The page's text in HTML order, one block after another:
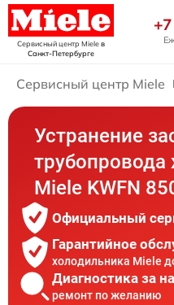
Сервисный центр Mieleв
Санкт-Петербурге
Сервисный центр Miele
Устранение
трубопровода
Miele KWFN
Официальный
Гарантийное
холодильника Miele
Диагностика за
ремонт по желанию